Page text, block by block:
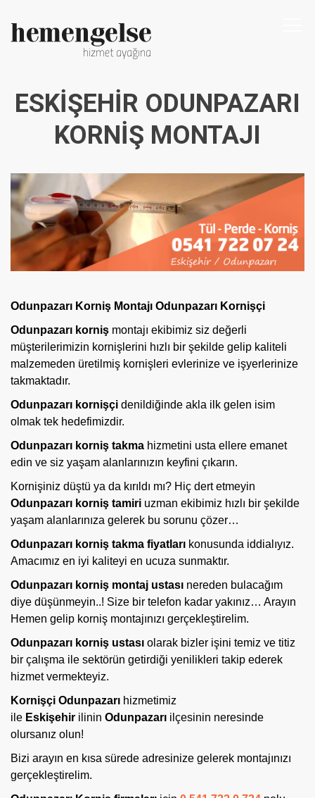
ESKIŞEHIR ODUNPAZARI
KORNIŞ MONTAJI
Odunpazarı Korniş Montajı Odunpazarı Kornişçi
Odunpazarı korniş montajı ekibimiz siz değerli
müşterilerimizin kornişlerini hızlı bir şekilde gelip kaliteli
malzemeden üretilmiş kornişleri evlerinize ve işyerlerinize
takmaktadır.
Odunpazarı kornişçi denildiğinde akla ilk gelen isim
olmak tek hedefimizdir.
Odunpazarı korniş takma hizmetini usta ellere emanet
edin ve siz yaşam alanlarınızın keyfini çıkarın.
Kornişiniz düştü ya da kırıldı mı? Hiç dert etmeyin
Odunpazarı korniş tamiri uzman ekibimiz hızlı bir şekilde
yaşam alanlarınıza gelerek bu sorunu çözer…
Odunpazarı korniş takma fiyatları konusunda iddialıyız.
Amacımız en iyi kaliteyi en ucuza sunmaktır.
Odunpazarı korniş montaj ustası nereden bulacağım
diye düşünmeyin..! Size bir telefon kadar yakınız… Arayın
Hemen gelip korniş montajınızı gerçekleştirelim.
Odunpazarı korniş ustası olarak bizler işini temiz ve titiz
bir çalışma ile sektörün getirdiği yenilikleri takip ederek
hizmet vermekteyiz.
Kornişçi Odunpazarı hizmetimiz
ile Eskişehir ilinin Odunpazarı ilçesinin neresinde
olursanız olun!
Bizi arayın en kısa sürede adresinize gelerek montajınızı
gerçekleştirelim.